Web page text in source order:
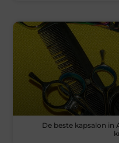
De beste kapsalon in